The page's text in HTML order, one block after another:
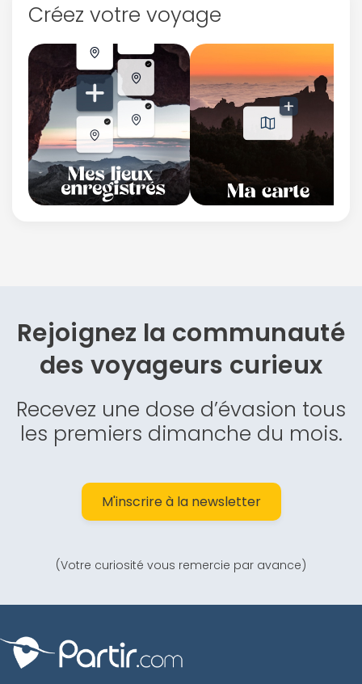
Créez votre voyage
Rejoignez la communauté
desvoyageurs curieux
Recevez une dose d’évasion tous
les premiers dimanche du mois.
M'inscrire à la newsletter
(Votre curiosité vous remercie par avance)